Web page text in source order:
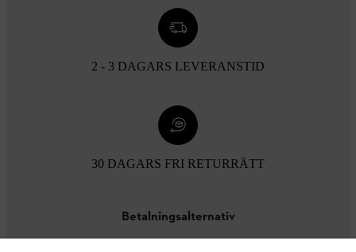
2 - 3 DAGARS LEVERANSTID
30 DAGARS FRI RETURRÄTT
Betalningsalternativ